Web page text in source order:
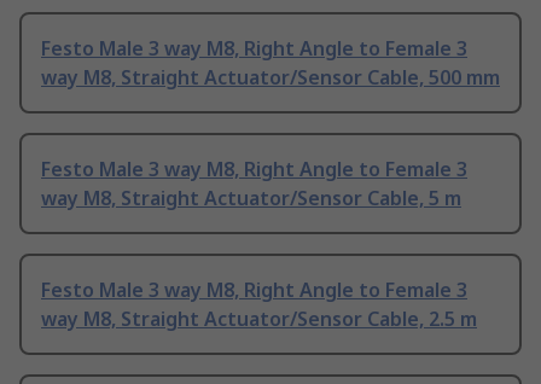
Festo Male 3 way M8, Right Angle to Female 3
way M8, Straight Actuator/Sensor Cable, 500 mm
Festo Male 3 way M8, Right Angle to Female 3
way M8, Straight Actuator/Sensor Cable, 5 m
Festo Male 3 way M8, Right Angle to Female 3
way M8, Straight Actuator/Sensor Cable, 2.5 m